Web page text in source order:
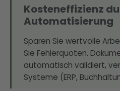
Kosteneffizienz
Automatisierung
Sparen Sie wertvolle
Sie Fehlerquoten.
automatisch validiert,
Systeme (ERP,